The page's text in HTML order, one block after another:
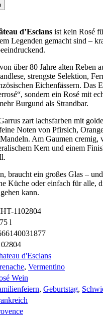
d’Esclans ist kein Rosé
Legenden gemacht sind –
über 80 Jahre alten Reben
strengste Selektion,
Eichenfässern. Das
sondern ein Rosé mit
Burgund als Strandbar.
zart lachsfarben mit
Noten von Pfirsich,
Am Gaumen cremig,
Kern und einem
braucht ein großes Glas –
Küche oder einfach für alle,
kann.
1102804
l
d'Esclans
, Vermentino
Wein
, Geburtstag,